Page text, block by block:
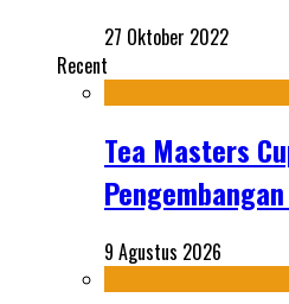
27 Oktober 2022
Recent
Tea Masters
9 Agustus 2026